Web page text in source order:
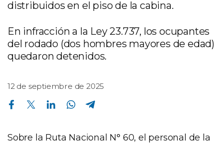
distribuidos en el piso de la cabina.
En infracción a la Ley 23.737, los ocupantes
del rodado (dos hombres mayores de edad)
quedaron detenidos.
12 de septiembre de 2025
Compartir en Facebook Compartir en Twitter Compartir en Linkedin Compartir en Whatsapp
Sobre la Ruta Nacional N° 60, el personal de la